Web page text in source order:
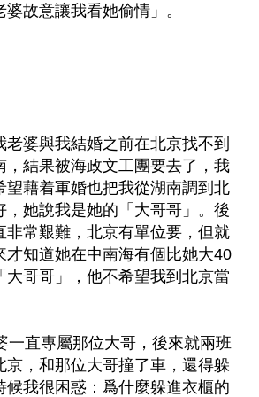
故意讓我看她偷情」。
婆與我結婚之前在北京找不到
，結果被海政文工團要去了，我
望藉着軍婚也把我從湖南調到北
，她說我是她的「大哥哥」。後
非常艱難，北京有單位要，但就
才知道她在中南海有個比她大40
大哥哥」，他不希望我到北京當
一直專屬那位大哥，後來就兩班
京，和那位大哥撞了車，還得躲
候我很困惑：爲什麼躲進衣櫃的